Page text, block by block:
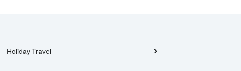
Holiday Travel